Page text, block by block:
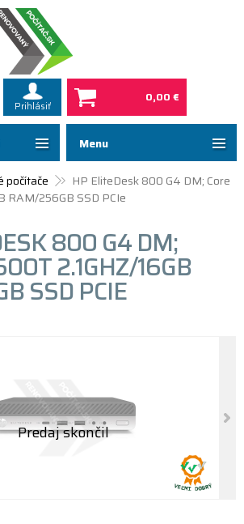
Prihlásiť
0,00 €
Menu
počítače
HP EliteDesk 800 G4 DM; Core
RAM/256GB SSD PCIe
800 G4 DM;
2.1GHZ/16GB
SSD PCIE